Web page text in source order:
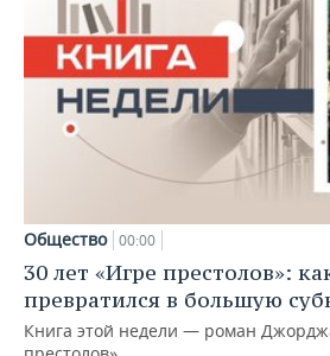
Общество 00:00
30 лет «Игре престолов»:
превратился в большую
Книга этой недели — роман